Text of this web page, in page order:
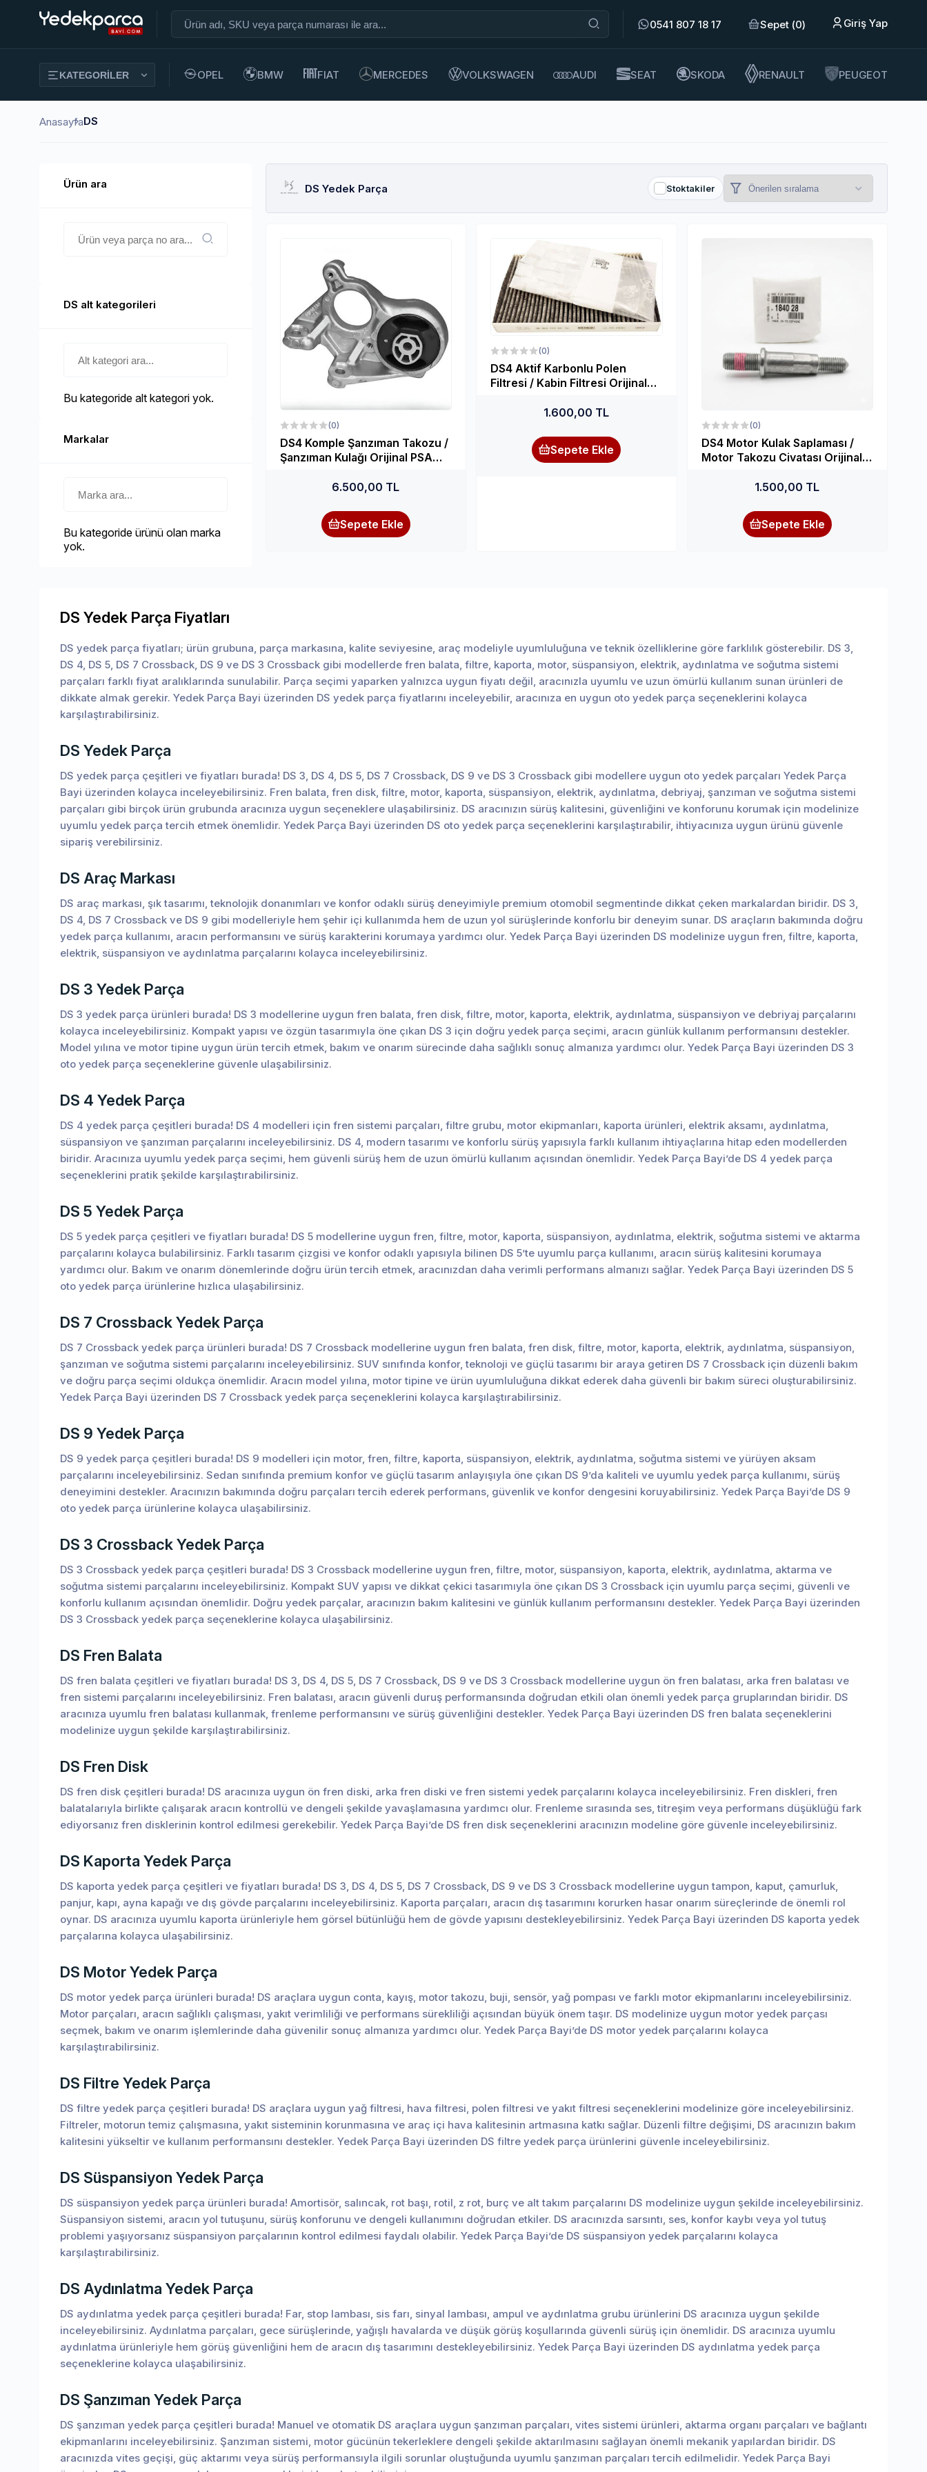
Yedek parça adı veya parça numarası ile ara 0541 807 18 17 Sepet (0) Giriş Yap
KATEGORİLER OPEL BMW FIAT MERCEDES VOLKSWAGEN AUDI SEAT SKODA RENAULT PEUGEOT
AnasayfaDS
Ürün ara
DS alt kategorileri
Alt kategori seç
Bu kategoride alt kategori yok.
Markalar
Markaya göre filtrele
Bu kategoride ürünü olan marka
yok.
DS Yedek Parça Stoktakiler
Sıralama
(0)
DS4 Komple Şanzıman Takozu /
Şanzıman Kulağı Orijinal PSA
6.500,00 TL
Sepete Ekle
(0)
DS4 Aktif Karbonlu Polen
Filtresi / Kabin Filtresi Orijinal
1.600,00 TL
Sepete Ekle
(0)
DS4 Motor Kulak Saplaması /
Motor Takozu Civatası Orijinal
1.500,00 TL
Sepete Ekle
DS Yedek Parça Fiyatları
DS yedek parça fiyatları; ürün grubuna, parça markasına, kalite seviyesine, araç modeliyle uyumluluğuna ve teknik özelliklerine göre farklılık gösterebilir. DS 3,
DS 4, DS 5, DS 7 Crossback, DS 9 ve DS 3 Crossback gibi modellerde fren balata, filtre, kaporta, motor, süspansiyon, elektrik, aydınlatma ve soğutma sistemi
parçaları farklı fiyat aralıklarında sunulabilir. Parça seçimi yaparken yalnızca uygun fiyatı değil, aracınızla uyumlu ve uzun ömürlü kullanım sunan ürünleri de
dikkate almak gerekir. Yedek Parça Bayi üzerinden DS yedek parça fiyatlarını inceleyebilir, aracınıza en uygun oto yedek parça seçeneklerini kolayca
karşılaştırabilirsiniz.
DS Yedek Parça
DS yedek parça çeşitleri ve fiyatları burada! DS 3, DS 4, DS 5, DS 7 Crossback, DS 9 ve DS 3 Crossback gibi modellere uygun oto yedek parçaları Yedek Parça
Bayi üzerinden kolayca inceleyebilirsiniz. Fren balata, fren disk, filtre, motor, kaporta, süspansiyon, elektrik, aydınlatma, debriyaj, şanzıman ve soğutma sistemi
parçaları gibi birçok ürün grubunda aracınıza uygun seçeneklere ulaşabilirsiniz. DS aracınızın sürüş kalitesini, güvenliğini ve konforunu korumak için modelinize
uyumlu yedek parça tercih etmek önemlidir. Yedek Parça Bayi üzerinden DS oto yedek parça seçeneklerini karşılaştırabilir, ihtiyacınıza uygun ürünü güvenle
sipariş verebilirsiniz.
DS Araç Markası
DS araç markası, şık tasarımı, teknolojik donanımları ve konfor odaklı sürüş deneyimiyle premium otomobil segmentinde dikkat çeken markalardan biridir. DS 3,
DS 4, DS 7 Crossback ve DS 9 gibi modelleriyle hem şehir içi kullanımda hem de uzun yol sürüşlerinde konforlu bir deneyim sunar. DS araçların bakımında doğru
yedek parça kullanımı, aracın performansını ve sürüş karakterini korumaya yardımcı olur. Yedek Parça Bayi üzerinden DS modelinize uygun fren, filtre, kaporta,
elektrik, süspansiyon ve aydınlatma parçalarını kolayca inceleyebilirsiniz.
DS 3 Yedek Parça
DS 3 yedek parça ürünleri burada! DS 3 modellerine uygun fren balata, fren disk, filtre, motor, kaporta, elektrik, aydınlatma, süspansiyon ve debriyaj parçalarını
kolayca inceleyebilirsiniz. Kompakt yapısı ve özgün tasarımıyla öne çıkan DS 3 için doğru yedek parça seçimi, aracın günlük kullanım performansını destekler.
Model yılına ve motor tipine uygun ürün tercih etmek, bakım ve onarım sürecinde daha sağlıklı sonuç almanıza yardımcı olur. Yedek Parça Bayi üzerinden DS 3
oto yedek parça seçeneklerine güvenle ulaşabilirsiniz.
DS 4 Yedek Parça
DS 4 yedek parça çeşitleri burada! DS 4 modelleri için fren sistemi parçaları, filtre grubu, motor ekipmanları, kaporta ürünleri, elektrik aksamı, aydınlatma,
süspansiyon ve şanzıman parçalarını inceleyebilirsiniz. DS 4, modern tasarımı ve konforlu sürüş yapısıyla farklı kullanım ihtiyaçlarına hitap eden modellerden
biridir. Aracınıza uyumlu yedek parça seçimi, hem güvenli sürüş hem de uzun ömürlü kullanım açısından önemlidir. Yedek Parça Bayi’de DS 4 yedek parça
seçeneklerini pratik şekilde karşılaştırabilirsiniz.
DS 5 Yedek Parça
DS 5 yedek parça çeşitleri ve fiyatları burada! DS 5 modellerine uygun fren, filtre, motor, kaporta, süspansiyon, aydınlatma, elektrik, soğutma sistemi ve aktarma
parçalarını kolayca bulabilirsiniz. Farklı tasarım çizgisi ve konfor odaklı yapısıyla bilinen DS 5’te uyumlu parça kullanımı, aracın sürüş kalitesini korumaya
yardımcı olur. Bakım ve onarım dönemlerinde doğru ürün tercih etmek, aracınızdan daha verimli performans almanızı sağlar. Yedek Parça Bayi üzerinden DS 5
oto yedek parça ürünlerine hızlıca ulaşabilirsiniz.
DS 7 Crossback Yedek Parça
DS 7 Crossback yedek parça ürünleri burada! DS 7 Crossback modellerine uygun fren balata, fren disk, filtre, motor, kaporta, elektrik, aydınlatma, süspansiyon,
şanzıman ve soğutma sistemi parçalarını inceleyebilirsiniz. SUV sınıfında konfor, teknoloji ve güçlü tasarımı bir araya getiren DS 7 Crossback için düzenli bakım
ve doğru parça seçimi oldukça önemlidir. Aracın model yılına, motor tipine ve ürün uyumluluğuna dikkat ederek daha güvenli bir bakım süreci oluşturabilirsiniz.
Yedek Parça Bayi üzerinden DS 7 Crossback yedek parça seçeneklerini kolayca karşılaştırabilirsiniz.
DS 9 Yedek Parça
DS 9 yedek parça çeşitleri burada! DS 9 modelleri için motor, fren, filtre, kaporta, süspansiyon, elektrik, aydınlatma, soğutma sistemi ve yürüyen aksam
parçalarını inceleyebilirsiniz. Sedan sınıfında premium konfor ve güçlü tasarım anlayışıyla öne çıkan DS 9’da kaliteli ve uyumlu yedek parça kullanımı, sürüş
deneyimini destekler. Aracınızın bakımında doğru parçaları tercih ederek performans, güvenlik ve konfor dengesini koruyabilirsiniz. Yedek Parça Bayi’de DS 9
oto yedek parça ürünlerine kolayca ulaşabilirsiniz.
DS 3 Crossback Yedek Parça
DS 3 Crossback yedek parça çeşitleri burada! DS 3 Crossback modellerine uygun fren, filtre, motor, süspansiyon, kaporta, elektrik, aydınlatma, aktarma ve
soğutma sistemi parçalarını inceleyebilirsiniz. Kompakt SUV yapısı ve dikkat çekici tasarımıyla öne çıkan DS 3 Crossback için uyumlu parça seçimi, güvenli ve
konforlu kullanım açısından önemlidir. Doğru yedek parçalar, aracınızın bakım kalitesini ve günlük kullanım performansını destekler. Yedek Parça Bayi üzerinden
DS 3 Crossback yedek parça seçeneklerine kolayca ulaşabilirsiniz.
DS Fren Balata
DS fren balata çeşitleri ve fiyatları burada! DS 3, DS 4, DS 5, DS 7 Crossback, DS 9 ve DS 3 Crossback modellerine uygun ön fren balatası, arka fren balatası ve
fren sistemi parçalarını inceleyebilirsiniz. Fren balatası, aracın güvenli duruş performansında doğrudan etkili olan önemli yedek parça gruplarından biridir. DS
aracınıza uyumlu fren balatası kullanmak, frenleme performansını ve sürüş güvenliğini destekler. Yedek Parça Bayi üzerinden DS fren balata seçeneklerini
modelinize uygun şekilde karşılaştırabilirsiniz.
DS Fren Disk
DS fren disk çeşitleri burada! DS aracınıza uygun ön fren diski, arka fren diski ve fren sistemi yedek parçalarını kolayca inceleyebilirsiniz. Fren diskleri, fren
balatalarıyla birlikte çalışarak aracın kontrollü ve dengeli şekilde yavaşlamasına yardımcı olur. Frenleme sırasında ses, titreşim veya performans düşüklüğü fark
ediyorsanız fren disklerinin kontrol edilmesi gerekebilir. Yedek Parça Bayi’de DS fren disk seçeneklerini aracınızın modeline göre güvenle inceleyebilirsiniz.
DS Kaporta Yedek Parça
DS kaporta yedek parça çeşitleri ve fiyatları burada! DS 3, DS 4, DS 5, DS 7 Crossback, DS 9 ve DS 3 Crossback modellerine uygun tampon, kaput, çamurluk,
panjur, kapı, ayna kapağı ve dış gövde parçalarını inceleyebilirsiniz. Kaporta parçaları, aracın dış tasarımını korurken hasar onarım süreçlerinde de önemli rol
oynar. DS aracınıza uyumlu kaporta ürünleriyle hem görsel bütünlüğü hem de gövde yapısını destekleyebilirsiniz. Yedek Parça Bayi üzerinden DS kaporta yedek
parçalarına kolayca ulaşabilirsiniz.
DS Motor Yedek Parça
DS motor yedek parça ürünleri burada! DS araçlara uygun conta, kayış, motor takozu, buji, sensör, yağ pompası ve farklı motor ekipmanlarını inceleyebilirsiniz.
Motor parçaları, aracın sağlıklı çalışması, yakıt verimliliği ve performans sürekliliği açısından büyük önem taşır. DS modelinize uygun motor yedek parçası
seçmek, bakım ve onarım işlemlerinde daha güvenilir sonuç almanıza yardımcı olur. Yedek Parça Bayi’de DS motor yedek parçalarını kolayca
karşılaştırabilirsiniz.
DS Filtre Yedek Parça
DS filtre yedek parça çeşitleri burada! DS araçlara uygun yağ filtresi, hava filtresi, polen filtresi ve yakıt filtresi seçeneklerini modelinize göre inceleyebilirsiniz.
Filtreler, motorun temiz çalışmasına, yakıt sisteminin korunmasına ve araç içi hava kalitesinin artmasına katkı sağlar. Düzenli filtre değişimi, DS aracınızın bakım
kalitesini yükseltir ve kullanım performansını destekler. Yedek Parça Bayi üzerinden DS filtre yedek parça ürünlerini güvenle inceleyebilirsiniz.
DS Süspansiyon Yedek Parça
DS süspansiyon yedek parça ürünleri burada! Amortisör, salıncak, rot başı, rotil, z rot, burç ve alt takım parçalarını DS modelinize uygun şekilde inceleyebilirsiniz.
Süspansiyon sistemi, aracın yol tutuşunu, sürüş konforunu ve dengeli kullanımını doğrudan etkiler. DS aracınızda sarsıntı, ses, konfor kaybı veya yol tutuş
problemi yaşıyorsanız süspansiyon parçalarının kontrol edilmesi faydalı olabilir. Yedek Parça Bayi’de DS süspansiyon yedek parçalarını kolayca
karşılaştırabilirsiniz.
DS Aydınlatma Yedek Parça
DS aydınlatma yedek parça çeşitleri burada! Far, stop lambası, sis farı, sinyal lambası, ampul ve aydınlatma grubu ürünlerini DS aracınıza uygun şekilde
inceleyebilirsiniz. Aydınlatma parçaları, gece sürüşlerinde, yağışlı havalarda ve düşük görüş koşullarında güvenli sürüş için önemlidir. DS aracınıza uyumlu
aydınlatma ürünleriyle hem görüş güvenliğini hem de aracın dış tasarımını destekleyebilirsiniz. Yedek Parça Bayi üzerinden DS aydınlatma yedek parça
seçeneklerine kolayca ulaşabilirsiniz.
DS Şanzıman Yedek Parça
DS şanzıman yedek parça çeşitleri burada! Manuel ve otomatik DS araçlara uygun şanzıman parçaları, vites sistemi ürünleri, aktarma organı parçaları ve bağlantı
ekipmanlarını inceleyebilirsiniz. Şanzıman sistemi, motor gücünün tekerleklere dengeli şekilde aktarılmasını sağlayan önemli mekanik yapılardan biridir. DS
aracınızda vites geçişi, güç aktarımı veya sürüş performansıyla ilgili sorunlar oluştuğunda uyumlu şanzıman parçaları tercih edilmelidir. Yedek Parça Bayi